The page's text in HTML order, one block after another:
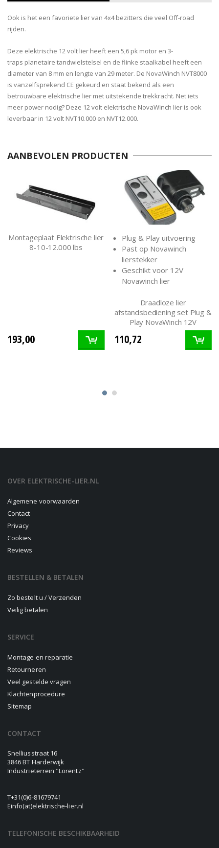
Ook is het een favoriete lier van 4x4 bezitters die veel Off-road
rijden.
Deze elektrische 12 volt lier heeft een 5,6 pk motor en 3-
traps planetaire tandwielstelsel en de flinke staalkabel heeft een
diameter van 8 mm en lengte van 29 meter. De NovaWinch NVT8000
is vanzelfsprekend CE gekeurd en staat bekend als een
betrouwbare elektrische lier met uitstekende trekkracht. Net iets
meer power nodig? Deze 12 volt elektrische NovaWinch lier is ook
leverbaar in 12 volt NVT10.000 en NVT12.000.
AANBEVOLEN PRODUCTEN
Montageplaat Elektrische lier
8-10-12.000 lbs
193,00
Plug & Play uitvoering
Past op Novawinch
lierstekker
Geschikt voor 12V
Novawinch lier
Draadloze lier
afstandsbediening set Plug &
Play NovaWinch 12V
110,72
OVER ELEKTRISCHE-LIER.NL
Algemene voorwaarden
Contact
Privacy
Cookies
Reviews
BESTELLEN & BETALEN
Zo bestelt u / Verzenden
Veilig betalen
SERVICE
Montage en reparatie
Retourneren
Veel gestelde vragen
Klachtenprocedure
Sitemap
CONTACT
Snelliusstraat 16
3846 BT Harderwijk
Industrieterrein "Lorentz"
T+31(0)6-81679741
Einfo(at)elektrische-lier.nl
TELEFONISCHE BESCHIKBAARHEID